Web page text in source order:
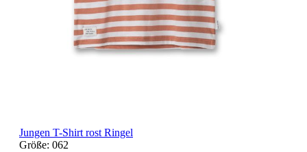
Jungen T-Shirt rost Ringel
Größe: 062